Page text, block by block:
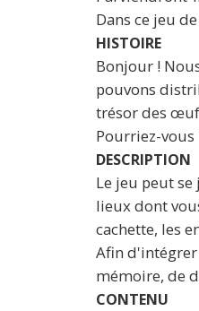
Dans ce jeu
HISTOIRE
Bonjour !
pouvons
trésor des
Pourriez-
DESCRIPTION
Le jeu peut
lieux dont
cachette, les
Afin d'intégrer
mémoire, de
CONTENU